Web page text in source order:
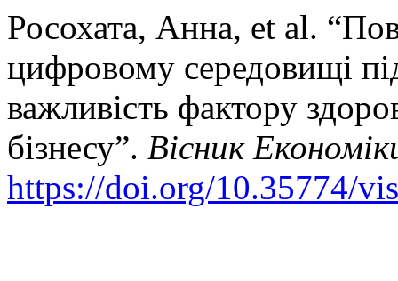
Росохата, Анна, et al.
цифровому середовищі
важливість фактору
бізнесу”. Вісник
https://doi.org/10.35774/